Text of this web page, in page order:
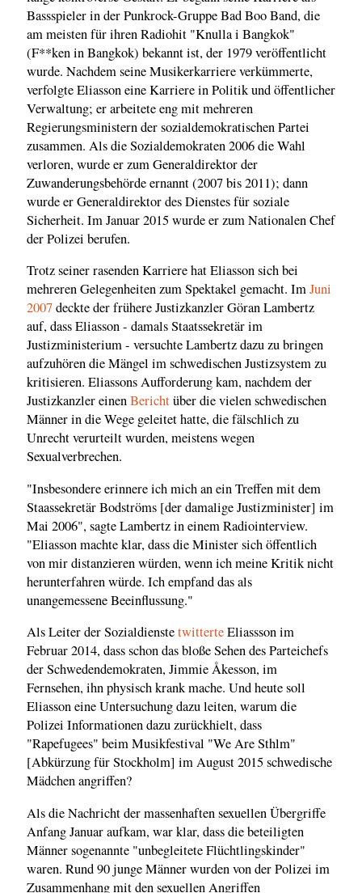
Bassspieler in der Punkrock-Gruppe Bad Boo Band, die
am meisten für ihren Radiohit "Knulla i Bangkok"
(F**ken in Bangkok) bekannt ist, der 1979 veröffentlicht
wurde. Nachdem seine Musikerkarriere verkümmerte,
verfolgte Eliasson eine Karriere in Politik und öffentlicher
Verwaltung; er arbeitete eng mit mehreren
Regierungsministern der sozialdemokratischen Partei
zusammen. Als die Sozialdemokraten 2006 die Wahl
verloren, wurde er zum Generaldirektor der
Zuwanderungsbehörde ernannt (2007 bis 2011); dann
wurde er Generaldirektor des Dienstes für soziale
Sicherheit. Im Januar 2015 wurde er zum Nationalen Chef
der Polizei berufen.
Trotz seiner rasenden Karriere hat Eliasson sich bei
mehreren Gelegenheiten zum Spektakel gemacht. ImJuni
2007deckte der frühere Justizkanzler Göran Lambertz
auf, dass Eliasson - damals Staatssekretär im
Justizministerium - versuchte Lambertz dazu zu bringen
aufzuhören die Mängel im schwedischen Justizsystem zu
kritisieren. Eliassons Aufforderung kam, nachdem der
Justizkanzler einenBerichtüber die vielen schwedischen
Männer in die Wege geleitet hatte, die fälschlich zu
Unrecht verurteilt wurden, meistens wegen
Sexualverbrechen.
"Insbesondere erinnere ich mich an ein Treffen mit dem
Staassekretär Bodströms [der damalige Justizminister] im
Mai 2006", sagte Lambertz in einem Radiointerview.
"Eliasson machte klar, dass die Minister sich öffentlich
von mir distanzieren würden, wenn ich meine Kritik nicht
herunterfahren würde. Ich empfand das als
unangemessene Beeinflussung."
Als Leiter der SozialdienstetwitterteEliassson im
Februar 2014, dass schon das bloße Sehen des Parteichefs
der Schwedendemokraten, Jimmie Åkesson, im
Fernsehen, ihn physisch krank mache. Und heute soll
Eliasson eine Untersuchung dazu leiten, warum die
Polizei Informationen dazu zurückhielt, dass
"Rapefugees" beim Musikfestival "We Are Sthlm"
[Abkürzung für Stockholm] im August 2015 schwedische
Mädchen angriffen?
Als die Nachricht der massenhaften sexuellen Übergriffe
Anfang Januar aufkam, war klar, dass die beteiligten
Männer sogenannte "unbegleitete Flüchtlingskinder"
waren. Rund 90 junge Männer wurden von der Polizei im
Zusammenhang mit den sexuellen Angriffen